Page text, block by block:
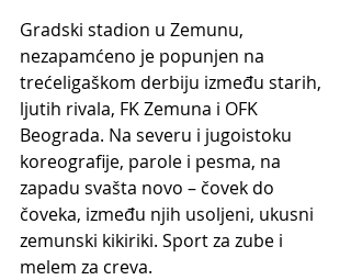
Gradski stadion u Zemunu,
nezapamćeno je popunjen na
trećeligaškom derbiju između starih,
ljutih rivala, FK Zemuna i OFK
Beograda. Na severu i jugoistoku
koreografije, parole i pesma, na
zapadu svašta novo – čovek do
čoveka, između njih usoljeni, ukusni
zemunski kikiriki. Sport za zube i
melem za creva.